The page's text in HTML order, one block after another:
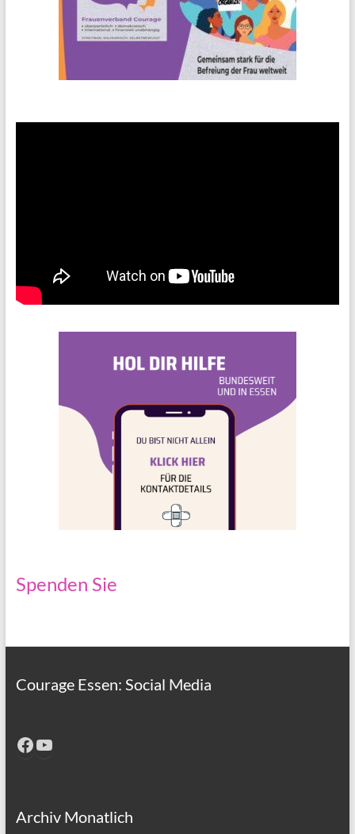
Spenden Sie
Courage Essen: Social Media
Facebook
YouTube
Archiv Monatlich